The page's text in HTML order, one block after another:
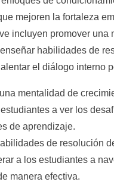
mejoren la fortaleza
incluyen promover una
habilidades de
el diálogo interno
mentalidad de
a ver los
de aprendizaje.
de resolución
a los estudiantes a
manera efectiva.